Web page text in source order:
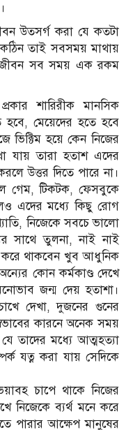
উতসর্গ করা যে কতটা
তাই সবসময় মাথায়
জীবন সব সময় এক রকম
শারিরীক মানসিক
হবে, মেয়েদের হতে হবে
ভিক্টিম হয়ে কেন নিজের
যায় তারা হতাশ এদের
উত্তর দিতে পারে না।
গেম, টিকটক, ফেসবুকে
এদের মধ্যে কিছু রোগ
নিজেকে সবচে ভালো
সাথে তুলনা, নাই নাই
করে থাকবেন খুব আধুনিক
কোন কর্মকাণ্ড দেখে
জন্ম দেয় হতাশা।
দেখা, দুজনের গুনের
কারনে অনেক সময়
তাদের মধ্যে আত্মহত্যা
যত্ন করা যায় সেদিকে
চাপে থাকে নিজের
নিজেকে ব্যর্থ মনে করে
পারার আক্ষেপ মানুষের